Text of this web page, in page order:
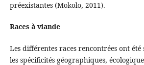
préexistantes (Mokolo, 2011).
Races à viande
Les différentes races rencontrées ont été
les spécificités géographiques,